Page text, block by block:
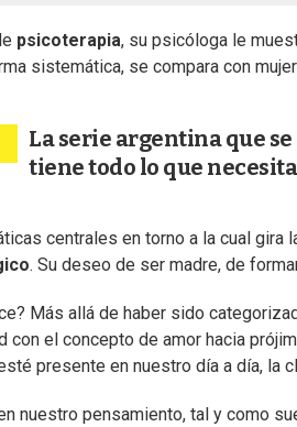
psicoterapia, su psicóloga le
sistemática, se compara con
La serie argentina que
tiene todo lo que
centrales en torno a la cual gira
. Su deseo de ser madre, de
Más allá de haber sido
con el concepto de amor hacia
presente en nuestro día a día, la
nuestro pensamiento, tal y como